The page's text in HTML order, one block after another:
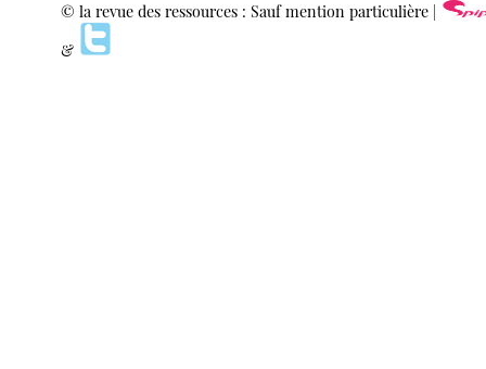
© la revue des ressources : Sauf mention particulière |
&